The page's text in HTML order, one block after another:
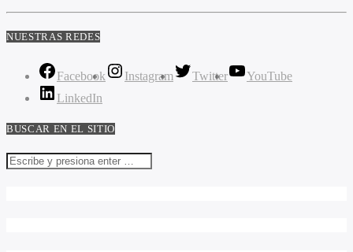
NUESTRAS REDES
Facebook Instagram Twitter
YouTube
LinkedIn
BUSCAR EN EL SITIO